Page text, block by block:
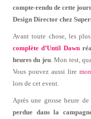
compte-rendu de cette
Design Director chez
Avant toute chose, les
complète d’Until Dawn
heures du jeu. Mon test,
Vous pouvez aussi lire
lors de cet event.
Après une grosse heure
perdue dans la